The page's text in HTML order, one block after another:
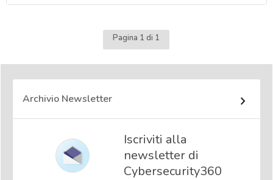
Pagina 1 di 1
Archivio Newsletter
Iscriviti alla
newsletter di
Cybersecurity360